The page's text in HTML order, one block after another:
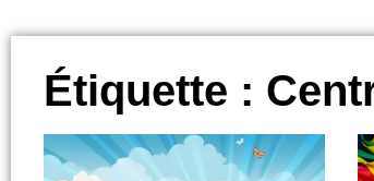
Étiquette :